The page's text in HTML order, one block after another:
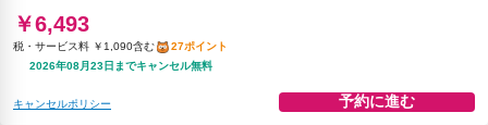
￥6,493
税・サービス料 ￥1,090含む
27ポイント
2026年08月23日までキャンセル無料
キャンセルポリシー 予約に進む